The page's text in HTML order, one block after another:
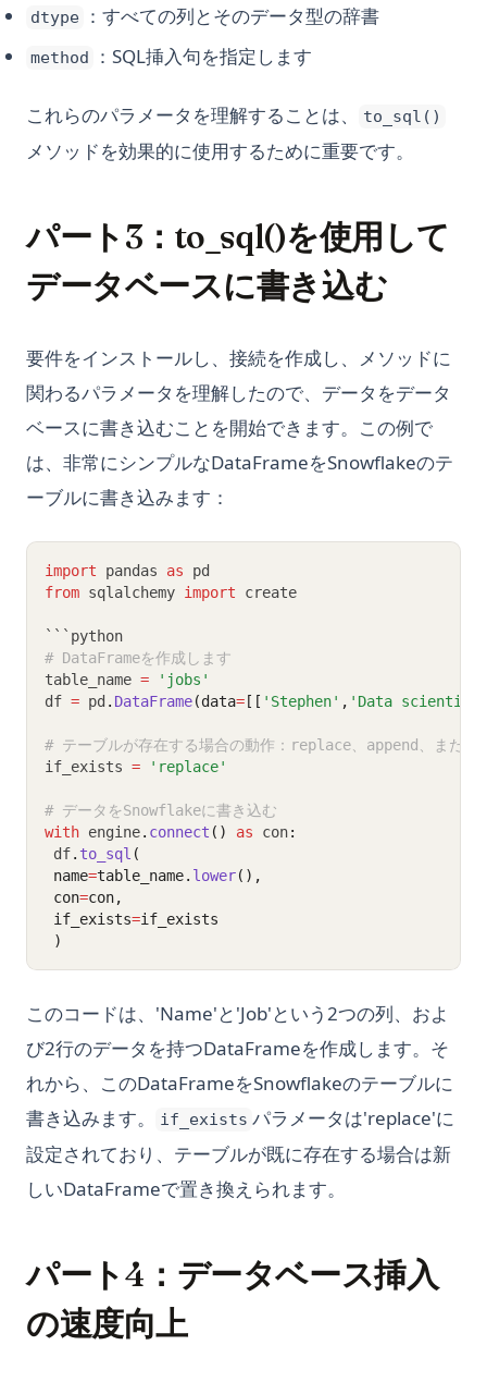
dtype ：すべての列とそのデータ型の辞書
method ：SQL挿入句を指定します
これらのパラメータを理解することは、 to_sql()
メソッドを効果的に使用するために重要です。
パート3：to_sql()を使用して
データベースに書き込む
要件をインストールし、接続を作成し、メソッドに
関わるパラメータを理解したので、データをデータ
ベースに書き込むことを開始できます。この例で
は、非常にシンプルなDataFrameをSnowflakeのテ
ーブルに書き込みます：
import pandas as pd
from sqlalchemy import create
```python
# DataFrameを作成します
table_name =
'jobs'
df = pd . DataFrame(data= [[ 'Stephen' , 'Data scientist'
# テーブルが存在する場合の動作：replace、append、また
if_exists = 'replace'
# データをSnowflakeに書き込む
with engine. connect () as con:
df. to_sql (
name=table_name. lower(),
con=con,
if_exists=if_exists
)
このコードは、'Name'と'Job'という2つの列、およ
び2行のデータを持つDataFrameを作成します。そ
れから、このDataFrameをSnowflakeのテーブルに
書き込みます。
if_exists パラメータは'replace'に
設定されており、テーブルが既に存在する場合は新
しいDataFrameで置き換えられます。
パート4：データベース挿入
の速度向上